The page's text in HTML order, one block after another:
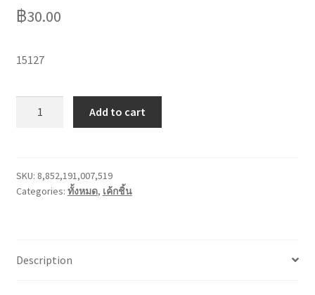
฿30.00
15127
Add to cart
SKU: 8,852,191,007,519
Categories: ทั้งหมด, เค้กชิ้น
Description